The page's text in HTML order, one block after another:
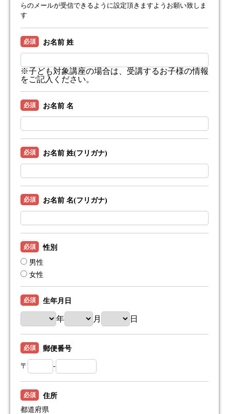
らのメールが受信できるように設定頂きますようお願い致しま
す
必須 お名前 姓
※子ども対象講座の場合は、受講するお子様の情報
をご記入ください。
必須 お名前 名
必須 お名前 姓(フリガナ)
必須 お名前 名(フリガナ)
必須
性別
男性
女性
必須 生年月日
年 月 日
必須 郵便番号
〒 -
必須
住所
都道府県